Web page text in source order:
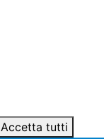
Accetta tutti